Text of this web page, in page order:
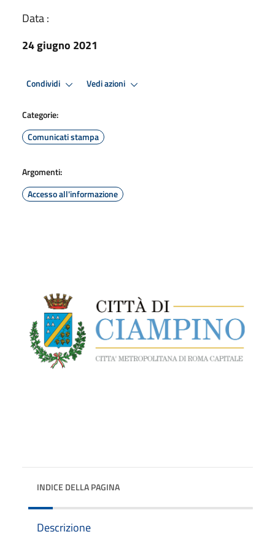
Data :
24 giugno 2021
Condividi Vedi azioni
Categorie:
Comunicati stampa
Argomenti:
Accesso all'informazione
INDICE DELLA PAGINA
Descrizione